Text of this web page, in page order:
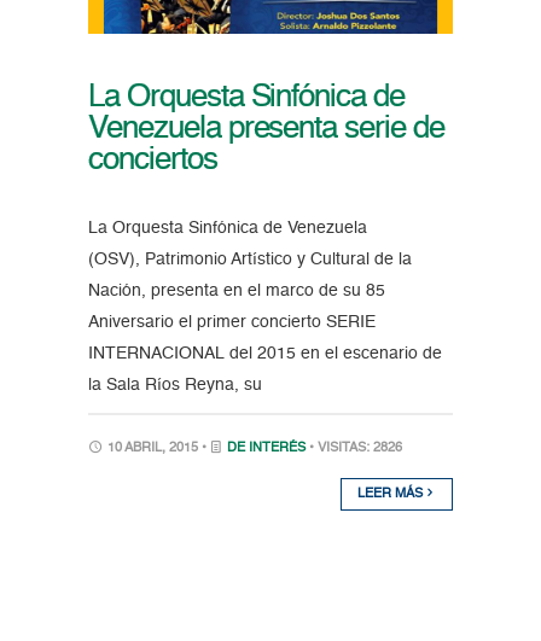
La Orquesta Sinfónica de
Venezuela presenta serie de
conciertos
La Orquesta Sinfónica de Venezuela
(OSV), Patrimonio Artístico y Cultural de la
Nación, presenta en el marco de su 85
Aniversario el primer concierto SERIE
INTERNACIONAL del 2015 en el escenario de
la Sala Ríos Reyna, su
10 ABRIL, 2015 • DE INTERÉS • VISITAS: 2826
LEER MÁS